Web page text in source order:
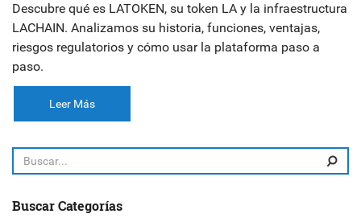
Descubre qué es LATOKEN, su token LA y la infraestructura
LACHAIN. Analizamos su historia, funciones, ventajas,
riesgos regulatorios y cómo usar la plataforma paso a
paso.
Leer Más
Buscar Categorías